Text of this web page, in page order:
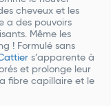
cheveux et les
a des pouvoirs
Même les
! Formulé sans
s’apparente à
et prolonge leur
fibre capillaire et le